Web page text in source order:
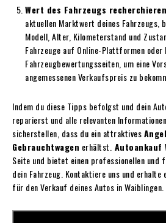
Wert des Fahrzeugs recherchieren
aktuellen Marktwert deines Fahrzeugs,
Modell, Alter, Kilometerstand und
Fahrzeuge auf Online-Plattformen oder
Fahrzeugbewertungsseiten, um eine
angemessenen Verkaufspreis zu
Indem du diese Tipps befolgst und dein
reparierst und alle relevanten
sicherstellen, dass du ein attraktives
Gebrauchtwagen erhältst. Autoankauf
Seite und bietet einen professionellen und
dein Fahrzeug. Kontaktiere uns und erhalte
für den Verkauf deines Autos in Waiblingen.